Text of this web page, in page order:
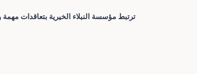
ترتبط مؤسسة النبلاء الخيرية بتعاقدات